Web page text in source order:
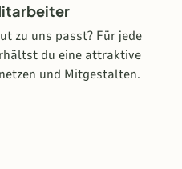
zu uns passt? Für jede
du eine attraktive
und Mitgestalten.